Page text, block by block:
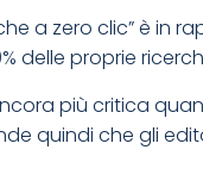
a zero clic” è in
delle proprie
più critica
quindi che gli